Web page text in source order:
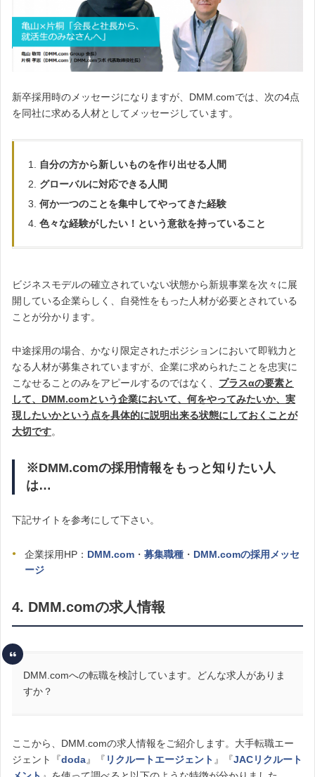
新卒採用時のメッセージになりますが、DMM.comでは、次の4点
を同社に求める人材としてメッセージしています。
自分の方から新しいものを作り出せる人間
グローバルに対応できる人間
何か一つのことを集中してやってきた経験
色々な経験がしたい！という意欲を持っていること
ビジネスモデルの確立されていない状態から新規事業を次々に展
開している企業らしく、自発性をもった人材が必要とされている
ことが分かります。
中途採用の場合、かなり限定されたポジションにおいて即戦力と
なる人材が募集されていますが、企業に求められたことを忠実に
こなせることのみをアピールするのではなく、 プラスαの要素と
して、DMM.comという企業において、何をやってみたいか、実
現したいかという点を具体的に説明出来る状態にしておくことが
大切です。
※DMM.comの採用情報をもっと知りたい人
は…
下記サイトを参考にして下さい。
企業採用HP： DMM.com ・ 募集職種 ・ DMM.comの採用メッセ
ージ
4. DMM.comの求人情報
DMM.comへの転職を検討しています。どんな求人がありま
すか？
ここから、DMM.comの求人情報をご紹介します。大手転職エー
ジェント『doda』『 リクルートエージェント 』『JACリクルート